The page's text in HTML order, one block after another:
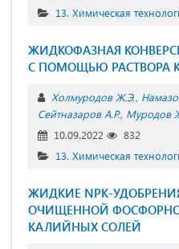
13. Химическая
ЖИДКОФАЗНАЯ
С ПОМОЩЬЮ РАСТВОРА
Холмуродов Ж.Э.
Сейтназаров А.Р. Муродов
10.09.2022
832
13. Химическая
ЖИДКИЕ NPK-
ОЧИЩЕННОЙ
КАЛИЙНЫХ СОЛЕЙ